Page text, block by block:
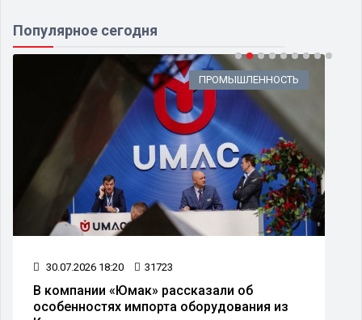
Популярное сегодня
ПРОМЫШЛЕННОСТЬ
30.07.2026 18:20 31723
В компании «Юмак» рассказали об
особенностях импорта оборудования из